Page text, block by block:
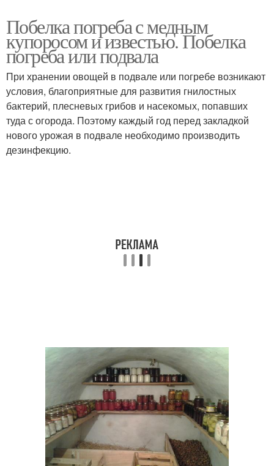
Побелка погреба с медным
купоросом и известью. Побелка
погреба или подвала
При хранении овощей в подвале или погребе возникают
условия, благоприятные для развития гнилостных
бактерий, плесневых грибов и насекомых, попавших
туда с огорода. Поэтому каждый год перед закладкой
нового урожая в подвале необходимо производить
дезинфекцию.